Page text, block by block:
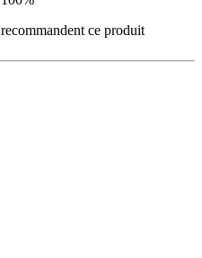
recommandent ce produit